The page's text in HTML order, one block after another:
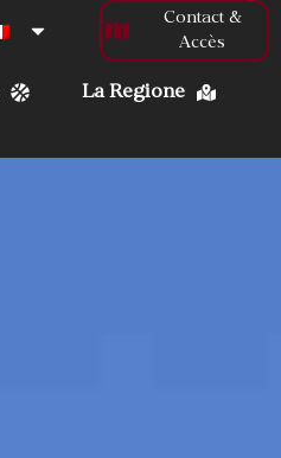
Contact &
Accès
La Regione